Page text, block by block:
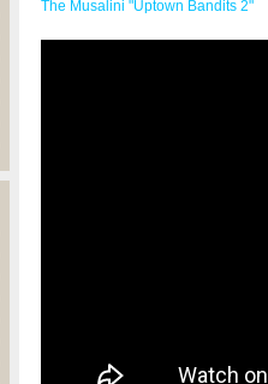
The Musalini "Uptown Bandits 2"